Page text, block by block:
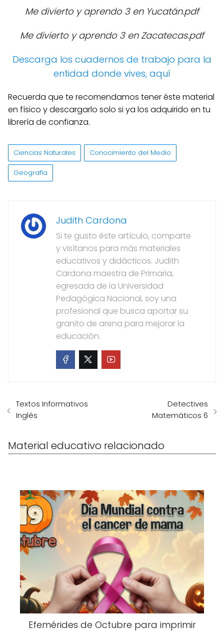
Me divierto y aprendo 3 en Yucatán.pdf
Me divierto y aprendo 3 en Zacatecas.pdf
Descarga los cuadernos de trabajo para la
entidad donde vives, aquí
Recuerda que te recomendamos tener éste material
en físico y descargarlo solo si ya los adquirido en tu
librería de confianza.
Ciencias Naturales Conocimiento del Medio
Geografía
Judith Cardona
Si te gusto éste artículo, comparte
y visítanos para más materiales
educativos y didácticos. Judith
Cardona maestra de Primaria,
egresada de la Universidad
Pedagógica Nacional, soy una
profesional que busca aportar su
granito de arena para mejorar la
educación.
Textos Informativos
Inglés
Detectives
Matemáticos 6
Material educativo relacionado
Efemérides de Octubre para imprimir